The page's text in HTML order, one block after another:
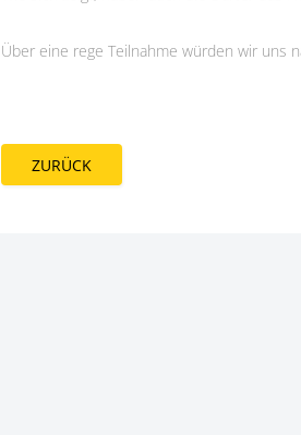
Über eine rege Teilnahme würden wir uns
ZURÜCK